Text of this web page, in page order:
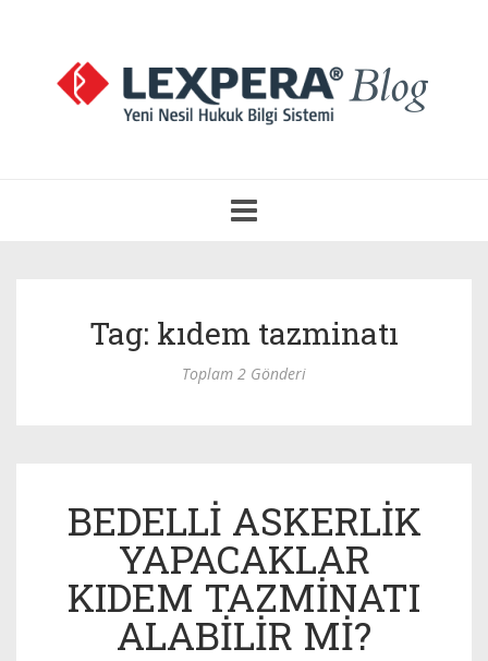
Aç
Tag: kıdem tazminatı
Toplam 2 Gönderi
BEDELLİ ASKERLİK
YAPACAKLAR
KIDEM TAZMİNATI
ALABİLİR Mİ?